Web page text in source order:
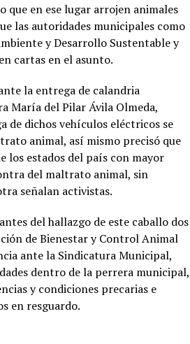
que en ese lugar arrojen animales
las autoridades municipales como
y Desarrollo Sustentable y
cartas en el asunto.
la entrega de calandria
María del Pilar Ávila Olmeda,
de dichos vehículos eléctricos se
animal, así mismo precisó que
los estados del país con mayor
del maltrato animal, sin
señalan activistas.
del hallazgo de este caballo dos
de Bienestar y Control Animal
ante la Sindicatura Municipal,
dentro de la perrera municipal,
y condiciones precarias e
en resguardo.